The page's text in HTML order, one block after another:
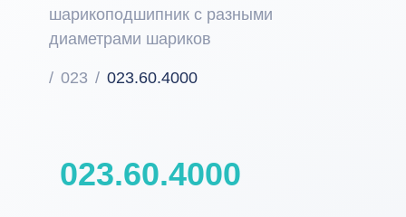
шарикоподшипник с разными
диаметрами шариков
023 023.60.4000
023.60.4000